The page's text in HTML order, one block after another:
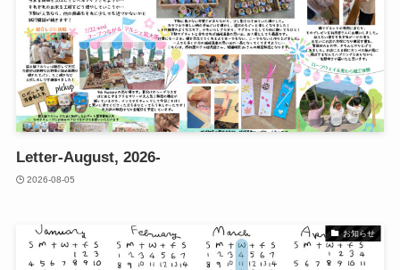
Letter-August, 2026-
2026-08-05
お知らせ